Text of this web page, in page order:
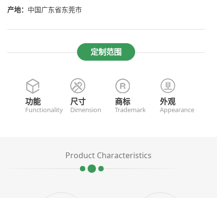
产地： 中国广东省东莞市
定制范围
功能
Functionality
尺寸
Dimension
商标
Trademark
外观
Appearance
Product Characteristics